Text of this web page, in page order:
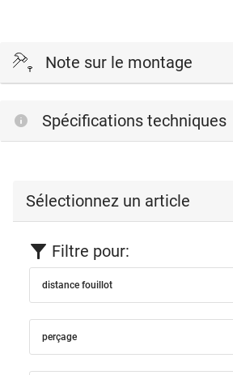
Note sur le montage
librement sans résistance.
Ne pas utiliser de cylindre avec
Spécifications techniques
Sélectionnez un article
Filtre pour:
distance fouillot
perçage